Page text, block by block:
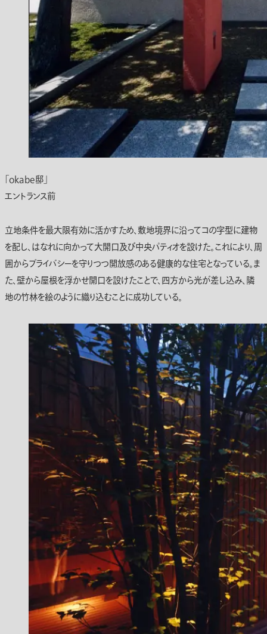
「okabe邸」
エントランス前
立地条件を最大限有効に活かすため、敷地境界に沿ってコの字型に建物
を配し、はなれに向かって大開口及び中央パティオを設けた。これにより、周
囲からプライバシーを守りつつ開放感のある健康的な住宅となっている。ま
た、壁から屋根を浮かせ開口を設けたことで、四方から光が差し込み、隣
地の竹林を絵のように織り込むことに成功している。